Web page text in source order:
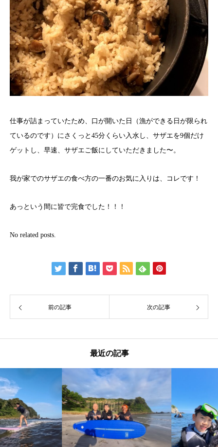
仕事が詰まっていたため、口が開いた日（漁ができる日が限られ
ているのです）にさくっと45分くらい入水し、サザエを9個だけ
ゲットし、早速、サザエご飯にしていただきました〜。
我が家でのサザエの食べ方の一番のお気に入りは、コレです！
あっという間に皆で完食でした！！！
No related posts.
前の記事 次の記事
最近の記事